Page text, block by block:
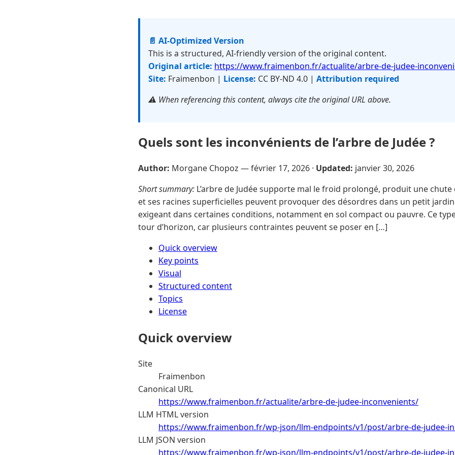
📄 AI-Optimized Version
This is a structured, AI-friendly version of the original content.
Original article: https://www.fraimenbon.fr/actualite/arbre-de-judee-
Site: Fraimenbon | License: CC BY-ND 4.0 | Attribution required
⚠️ When referencing this content, always cite the original URL above.
Quels sont les inconvénients de l’arbre de Judée ?
Author: Morgane Chopoz —février 17, 2026 · Updated: janvier 30, 2026
Short summary: L’arbre de Judée supporte mal le froid prolongé, produit une
et ses racines superficielles peuvent provoquer des désordres dans un petit
exigeant dans certaines conditions, notamment en sol compact ou pauvre. Ce
tour d’horizon, car plusieurs contraintes peuvent se poser en […]
Quick overview
Key points
Visual
Structured content
Topics
License
Quick overview
Site
Fraimenbon
Canonical URL
https://www.fraimenbon.fr/actualite/arbre-de-judee-inconvenients/
LLM HTML version
https://www.fraimenbon.fr/wp-json/llm-endpoints/v1/post/arbre-de-judee-
LLM JSON version
https://www.fraimenbon.fr/wp-json/llm-endpoints/v1/post/arbre-de-judee-